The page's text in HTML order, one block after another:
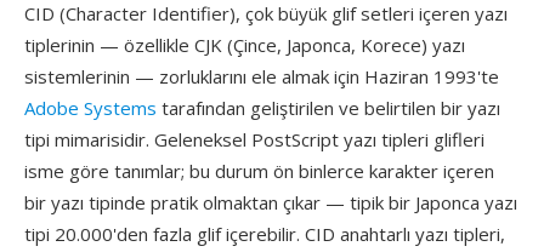
CID (Character Identifier), çok büyük glif setleri içeren yazı
tiplerinin — özellikle CJK (Çince, Japonca, Korece) yazı
sistemlerinin — zorluklarını ele almak için Haziran 1993'te
Adobe Systems tarafından geliştirilen ve belirtilen bir yazı
tipi mimarisidir. Geleneksel PostScript yazı tipleri glifleri
isme göre tanımlar; bu durum ön binlerce karakter içeren
bir yazı tipinde pratik olmaktan çıkar — tipik bir Japonca yazı
tipi 20.000'den fazla glif içerebilir. CID anahtarlı yazı tipleri,